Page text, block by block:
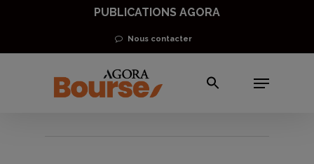
main
PUBLICATIONS AGORA
Nous contacter
Menu
CAC Mid and Small